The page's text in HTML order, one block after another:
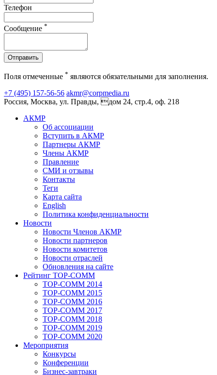
Телефон
Сообщение *
Отправить
Поля отмеченные * являются обязательными для заполнения.
+7 (495) 157-56-56 akmr@corpmedia.ru
Россия, Москва, ул. Правды, дом 24, стр.4, оф. 218
АКМР
Об ассоциации
Вступить в АКМР
Партнеры АКМР
Члены АКМР
Правление
СМИ и отзывы
Контакты
Теги
Карта сайта
English
Политика конфиденциальности
Новости
Новости Членов АКМР
Новости партнеров
Новости комитетов
Новости отраслей
Обновления на сайте
Рейтинг TOP-COMM
TOP-COMM 2014
TOP-COMM 2015
TOP-COMM 2016
TOP-COMM 2017
TOP-COMM 2018
TOP-COMM 2019
TOP-COMM 2020
Мероприятия
Конкурсы
Конференции
Бизнес-завтраки